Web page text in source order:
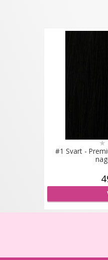
#1 Svart -
★